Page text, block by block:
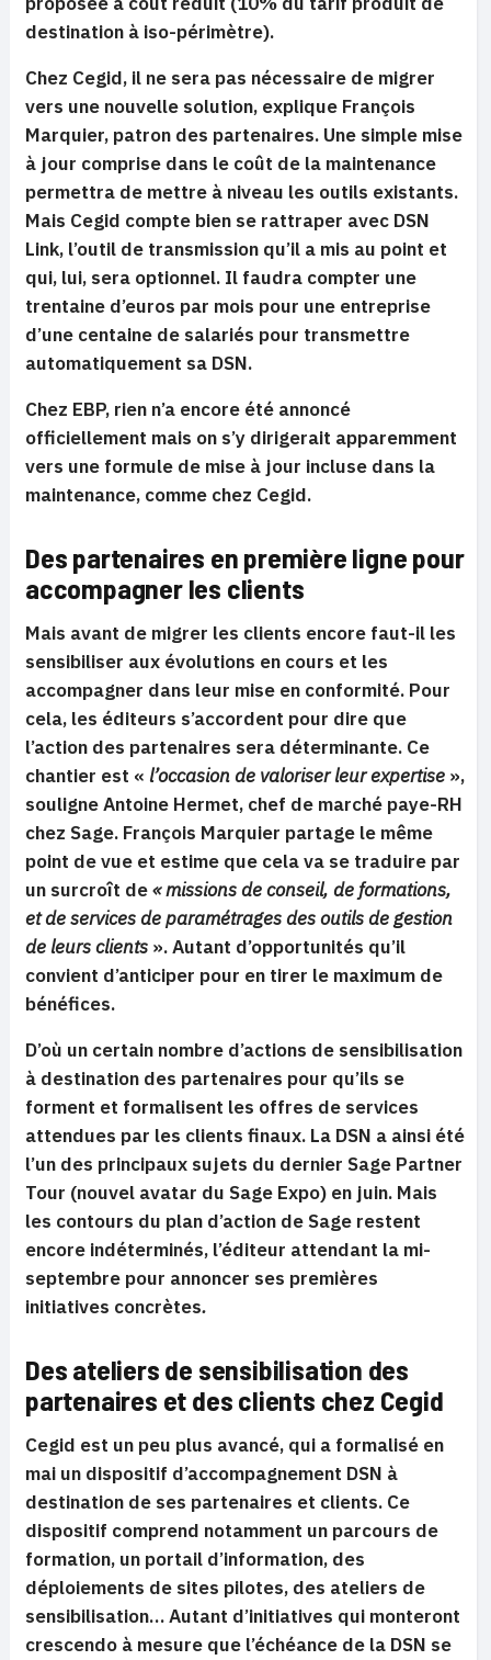
destination à iso-périmètre).
Chez Cegid, il ne sera pas nécessaire de migrer
vers une nouvelle solution, explique François
Marquier, patron des partenaires. Une simple mise
à jour comprise dans le coût de la maintenance
permettra de mettre à niveau les outils existants.
Mais Cegid compte bien se rattraper avec DSN
Link, l’outil de transmission qu’il a mis au point et
qui, lui, sera optionnel. Il faudra compter une
trentaine d’euros par mois pour une entreprise
d’une centaine de salariés pour transmettre
automatiquement sa DSN.
Chez EBP, rien n’a encore été annoncé
officiellement mais on s’y dirigerait apparemment
vers une formule de mise à jour incluse dans la
maintenance, comme chez Cegid.
Des partenaires en première ligne pour
accompagner les clients
Mais avant de migrer les clients encore faut-il les
sensibiliser aux évolutions en cours et les
accompagner dans leur mise en conformité. Pour
cela, les éditeurs s’accordent pour dire que
l’action des partenaires sera déterminante. Ce
chantier est « l’occasion de valoriser leur expertise »,
souligne Antoine Hermet, chef de marché paye-RH
chez Sage. François Marquier partage le même
point de vue et estime que cela va se traduire par
un surcroît de« missions de conseil, de formations,
et de services de paramétrages des outils de gestion
de leurs clients ». Autant d’opportunités qu’il
convient d’anticiper pour en tirer le maximum de
bénéfices.
D’où un certain nombre d’actions de sensibilisation
à destination des partenaires pour qu’ils se
forment et formalisent les offres de services
attendues par les clients finaux. La DSN a ainsi été
l’un des principaux sujets du dernier Sage Partner
Tour (nouvel avatar du Sage Expo) en juin. Mais
les contours du plan d’action de Sage restent
encore indéterminés, l’éditeur attendant la mi-
septembre pour annoncer ses premières
initiatives concrètes.
Des ateliers de sensibilisation des
partenaires et des clients chez Cegid
Cegid est un peu plus avancé, qui a formalisé en
mai un dispositif d’accompagnement DSN à
destination de ses partenaires et clients. Ce
dispositif comprend notamment un parcours de
formation, un portail d’information, des
déploiements de sites pilotes, des ateliers de
sensibilisation… Autant d’initiatives qui monteront
crescendo à mesure que l’échéance de la DSN se